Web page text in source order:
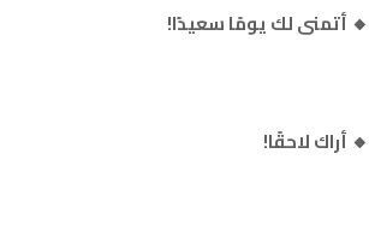
🔸 أتمنى لك يومًا سعيدًا!
🔸 أراك لاحقًا!